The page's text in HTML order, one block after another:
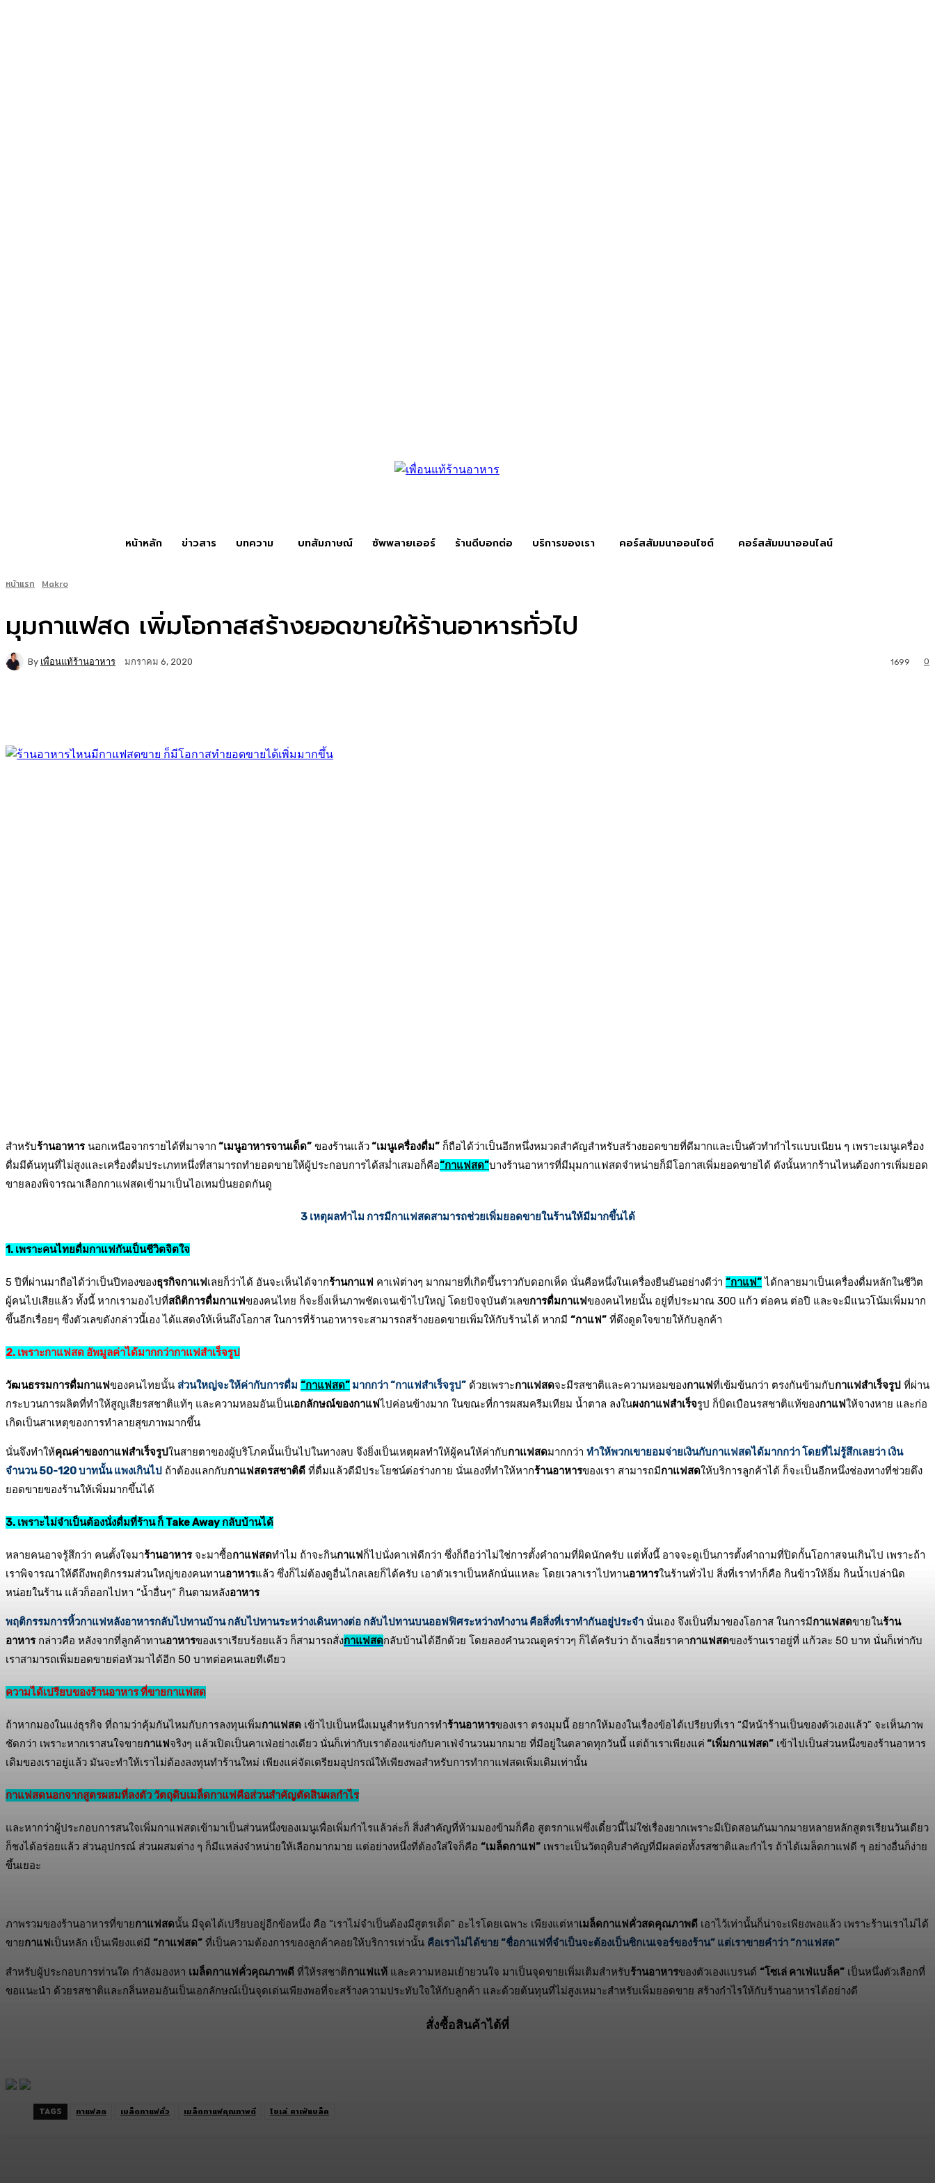
หน้าหลัก ข่าวสาร บทความ บทสัมภาษณ์ ซัพพลายเออร์ ร้านดีบอกต่อ บริการของเรา คอร์สสัมมนาออนไซต์ คอร์สสัมมนาออนไลน์
หน้าแรก Makro
มุมกาแฟสด เพิ่มโอกาสสร้างยอดขายให้ร้านอาหารทั่วไป
By เพื่อนแท้ร้านอาหาร มกราคม 6, 2020 0
1699
สำหรับร้านอาหารนอกเหนือจากรายได้ที่มาจาก “เมนูอาหารจานเด็ด” ของร้านแล้ว“เมนูเครื่องดื่ม” ก็ถือได้ว่าเป็นอีกหนึ่งหมวดสำคัญสำหรับสร้างยอดขายที่ดีมากและเป็นตัวทำกำไรแบบเนียน ๆ เพราะเมนูเครื่อง
ดื่มมีต้นทุนที่ไม่สูงและเครื่องดื่มประเภทหนึ่งที่สามารถทำยอดขายให้ผู้ประกอบการได้สม่ำเสมอก็คือ“กาแฟสด”บางร้านอาหารที่มีมุมกาแฟสดจำหน่ายก็มีโอกาสเพิ่มยอดขายได้ ดังนั้นหากร้านไหนต้องการเพิ่มยอด
ขายลองพิจารณาเลือกกาแฟสดเข้ามาเป็นไอเทมปั่นยอดกันดู
3 เหตุผลทำไม การมีกาแฟสดสามารถช่วยเพิ่มยอดขายในร้านให้มีมากขึ้นได้
1. เพราะคนไทยดื่มกาแฟกันเป็นชีวิตจิตใจ
5 ปีที่ผ่านมาถือได้ว่าเป็นปีทองของธุรกิจกาแฟเลยก็ว่าได้ อันจะเห็นได้จากร้านกาแฟ คาเฟ่ต่างๆ มากมายที่เกิดขึ้นราวกับดอกเห็ด นั่นคือหนึ่งในเครื่องยืนยันอย่างดีว่า “กาแฟ” ได้กลายมาเป็นเครื่องดื่มหลักในชีวิต
ผู้คนไปเสียแล้ว ทั้งนี้ หากเรามองไปที่สถิติการดื่มกาแฟของคนไทย ก็จะยิ่งเห็นภาพชัดเจนเข้าไปใหญ่ โดยปัจจุบันตัวเลขการดื่มกาแฟของคนไทยนั้น อยู่ที่ประมาณ 300 แก้ว ต่อคน ต่อปี และจะมีแนวโน้มเพิ่มมาก
ขึ้นอีกเรื่อยๆ ซึ่งตัวเลขดังกล่าวนี้เอง ได้แสดงให้เห็นถึงโอกาส ในการที่ร้านอาหารจะสามารถสร้างยอดขายเพิ่มให้กับร้านได้ หากมี “กาแฟ” ที่ดึงดูดใจขายให้กับลูกค้า
2. เพราะกาแฟสด อัพมูลค่าได้มากกว่ากาแฟสำเร็จรูป
วัฒนธรรมการดื่มกาแฟของคนไทยนั้น ส่วนใหญ่จะให้ค่ากับการดื่ม “กาแฟสด” มากกว่า “กาแฟสำเร็จรูป” ด้วยเพราะกาแฟสดจะมีรสชาติและความหอมของกาแฟที่เข้มข้นกว่า ตรงกันข้ามกับกาแฟสำเร็จรูป ที่ผ่าน
กระบวนการผลิตที่ทำให้สูญเสียรสชาติแท้ๆ และความหอมอันเป็นเอกลักษณ์ของกาแฟไปค่อนข้างมาก ในขณะที่การผสมครีมเทียม น้ำตาล ลงในผงกาแฟสำเร็จรูป ก็บิดเบือนรสชาติแท้ของกาแฟให้จางหาย และก่อ
เกิดเป็นสาเหตุของการทำลายสุขภาพมากขึ้น
นั่นจึงทำให้คุณค่าของกาแฟสำเร็จรูปในสายตาของผู้บริโภคนั้นเป็นไปในทางลบ จึงยิ่งเป็นเหตุผลทำให้ผู้คนให้ค่ากับกาแฟสดมากกว่า ทำให้พวกเขายอมจ่ายเงินกับกาแฟสดได้มากกว่า โดยที่ไม่รู้สึกเลยว่า เงิน
จำนวน 50-120 บาทนั้น แพงเกินไป ถ้าต้องแลกกับกาแฟสดรสชาติดี ที่ดื่มแล้วดีมีประโยชน์ต่อร่างกาย นั่นเองที่ทำให้หากร้านอาหารของเรา สามารถมีกาแฟสดให้บริการลูกค้าได้ ก็จะเป็นอีกหนึ่งช่องทางที่ช่วยดึง
ยอดขายของร้านให้เพิ่มมากขึ้นได้
3. เพราะไม่จำเป็นต้องนั่งดื่มที่ร้าน ก็ Take Away กลับบ้านได้
หลายคนอาจรู้สึกว่า คนตั้งใจมาร้านอาหารจะมาซื้อกาแฟสดทำไม ถ้าจะกินกาแฟก็ไปนั่งคาเฟ่ดีกว่า ซึ่งก็ถือว่าไม่ใช่การตั้งคำถามที่ผิดนักครับ แต่ทั้งนี้ อาจจะดูเป็นการตั้งคำถามที่ปิดกั้นโอกาสจนเกินไป เพราะถ้า
เราพิจารณาให้ดีถึงพฤติกรรมส่วนใหญ่ของคนทานอาหารแล้ว ซึ่งก็ไม่ต้องดูอื่นไกลเลยก็ได้ครับ เอาตัวเราเป็นหลักนั่นแหละ โดยเวลาเราไปทานอาหารในร้านทั่วไป สิ่งที่เราทำก็คือ กินข้าวให้อิ่ม กินน้ำเปล่านิด
หน่อยในร้าน แล้วก็ออกไปหา “น้ำอื่นๆ” กินตามหลังอาหาร
พฤติกรรมการหิ้วกาแฟหลังอาหารกลับไปทานบ้าน กลับไปทานระหว่างเดินทางต่อ กลับไปทานบนออฟฟิศระหว่างทำงาน คือสิ่งที่เราทำกันอยู่ประจำ นั่นเอง จึงเป็นที่มาของโอกาส ในการมีกาแฟสดขายในร้าน
อาหารกล่าวคือ หลังจากที่ลูกค้าทานอาหารของเราเรียบร้อยแล้ว ก็สามารถสั่งกาแฟสดกลับบ้านได้อีกด้วย โดยลองคำนวณดูคร่าวๆ ก็ได้ครับว่า ถ้าเฉลี่ยราคากาแฟสดของร้านเราอยู่ที่ แก้วละ 50 บาท นั่นก็เท่ากับ
เราสามารถเพิ่มยอดขายต่อหัวมาได้อีก 50 บาทต่อคนเลยทีเดียว
ความได้เปรียบของร้านอาหาร ที่ขายกาแฟสด
ถ้าหากมองในแง่ธุรกิจ ที่ถามว่าคุ้มกันไหมกับการลงทุนเพิ่มกาแฟสด เข้าไปเป็นหนึ่งเมนูสำหรับการทำร้านอาหารของเรา ตรงมุมนี้ อยากให้มองในเรื่องข้อได้เปรียบที่เรา “มีหน้าร้านเป็นของตัวเองแล้ว” จะเห็นภาพ
ชัดกว่า เพราะหากเราสนใจขายกาแฟจริงๆ แล้วเปิดเป็นคาเฟ่อย่างเดียว นั่นก็เท่ากับเราต้องแข่งกับคาเฟ่จำนวนมากมาย ที่มีอยู่ในตลาดทุกวันนี้ แต่ถ้าเราเพียงแค่ “เพิ่มกาแฟสด” เข้าไปเป็นส่วนหนึ่งของร้านอาหาร
เดิมของเราอยู่แล้ว มันจะทำให้เราไม่ต้องลงทุนทำร้านใหม่ เพียงแค่จัดเตรียมอุปกรณ์ให้เพียงพอสำหรับการทำกาแฟสดเพิ่มเติมเท่านั้น
กาแฟสดนอกจากสูตรผสมที่ลงตัว วัตถุดิบเมล็ดกาแฟคือส่วนสำคัญตัดสินผลกำไร
และหากว่าผู้ประกอบการสนใจเพิ่มกาแฟสดเข้ามาเป็นส่วนหนึ่งของเมนูเพื่อเพิ่มกำไรแล้วล่ะก็ สิ่งสำคัญที่ห้ามมองข้ามก็คือ สูตรกาแฟซึ่งเดี๋ยวนี้ไม่ใช่เรื่องยากเพราะมีเปิดสอนกันมากมายหลายหลักสูตรเรียนวันเดียว
ก็ชงได้อร่อยแล้ว ส่วนอุปกรณ์ ส่วนผสมต่าง ๆ ก็มีแหล่งจำหน่ายให้เลือกมากมาย แต่อย่างหนึ่งที่ต้องใส่ใจก็คือ “เมล็ดกาแฟ” เพราะเป็นวัตถุดิบสำคัญที่มีผลต่อทั้งรสชาติและกำไร ถ้าได้เมล็ดกาแฟดี ๆ อย่างอื่นก็ง่าย
ขึ้นเยอะ
ภาพรวมของร้านอาหารที่ขายกาแฟสดนั้น มีจุดได้เปรียบอยู่อีกข้อหนึ่ง คือ “เราไม่จำเป็นต้องมีสูตรเด็ด” อะไรโดยเฉพาะ เพียงแต่หาเมล็ดกาแฟคั่วสดคุณภาพดี เอาไว้เท่านั้นก็น่าจะเพียงพอแล้ว เพราะร้านเราไม่ได้
ขายกาแฟเป็นหลัก เป็นเพียงแต่มี “กาแฟสด” ที่เป็นความต้องการของลูกค้าคอยให้บริการเท่านั้น คือเราไม่ได้ขาย “ชื่อกาแฟที่จำเป็นจะต้องเป็นซิกเนเจอร์ของร้าน” แต่เราขายคำว่า “กาแฟสด”
สำหรับผู้ประกอบการท่านใด กำลังมองหา เมล็ดกาแฟคั่วคุณภาพดี ที่ให้รสชาติกาแฟแท้ และความหอมเย้ายวนใจ มาเป็นจุดขายเพิ่มเติมสำหรับร้านอาหารของตัวเองแบรนด์ “โซเล่ คาเฟ่แบล็ค” เป็นหนึ่งตัวเลือกที่
ขอแนะนำ ด้วยรสชาติและกลิ่นหอมอันเป็นเอกลักษณ์เป็นจุดเด่นเพียงพอที่จะสร้างความประทับใจให้กับลูกค้า และด้วยต้นทุนที่ไม่สูงเหมาะสำหรับเพิ่มยอดขาย สร้างกำไรให้กับร้านอาหารได้อย่างดี
สั่งซื้อสินค้าได้ที่
TAGS กาแฟสด เมล็ดกาแฟคั่ว เมล็ดกาแฟคุณภาพดี โซเล่ คาเฟ่แบล็ค